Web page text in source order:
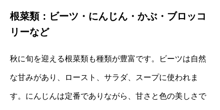
根菜類：ビーツ・にんじん・かぶ・ブロッコ
リーなど
秋に旬を迎える根菜類も種類が豊富です。ビーツは自然
な甘みがあり、ロースト、サラダ、スープに使われま
す。にんじんは定番でありながら、甘さと色の美しさで